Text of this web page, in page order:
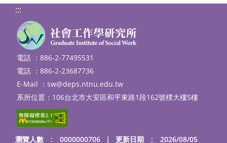
:::
電話 ：886-2-77495531
電話 ：886-2-23687736
E-Mail ： sw@deps.ntnu.edu.tw
系所位置：106台北市大安區和平東路1段162號樸大樓5樓
瀏覽人數 : 0000000706 ｜ 更新日期 : 2026/08/05